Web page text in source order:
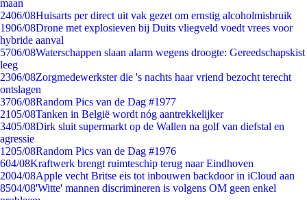
maan
2406/08Huisarts per direct uit vak gezet om ernstig alcoholmisbruik
1906/08Drone met explosieven bij Duits vliegveld voedt vrees voor
hybride aanval
5706/08Waterschappen slaan alarm wegens droogte: Gereedschapskist
leeg
2306/08Zorgmedewerkster die 's nachts haar vriend bezocht terecht
ontslagen
3706/08Random Pics van de Dag #1977
2105/08Tanken in België wordt nóg aantrekkelijker
3405/08Dirk sluit supermarkt op de Wallen na golf van diefstal en
agressie
1205/08Random Pics van de Dag #1976
604/08Kraftwerk brengt ruimteschip terug naar Eindhoven
2004/08Apple vecht Britse eis tot inbouwen backdoor in iCloud aan
8504/08'Witte' mannen discrimineren is volgens OM geen enkel